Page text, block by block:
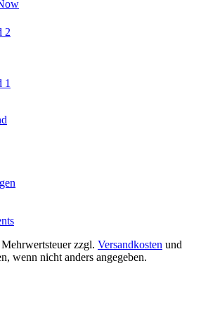
wenn nicht anders angegeben.